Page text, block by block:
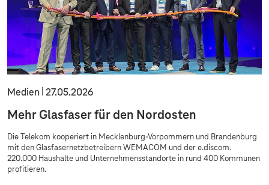
Medien 27.05.2026
Mehr Glasfaser für den Nordosten
Die Telekom kooperiert in Mecklenburg-Vorpommern und Brandenburg
mit den Glasfasernetzbetreibern WEMACOM und der e.discom.
220.000 Haushalte und Unternehmensstandorte in rund 400 Kommunen
profitieren.